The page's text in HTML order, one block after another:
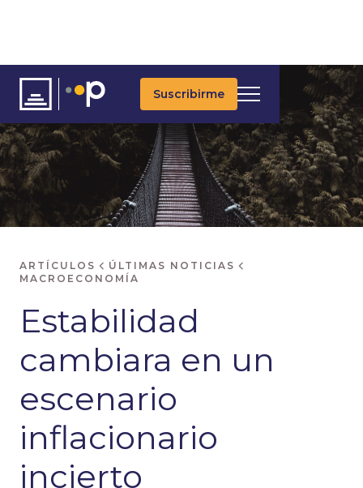
Suscribirme
ARTÍCULOS
ÚLTIMAS NOTICIAS
MACROECONOMÍA
Estabilidad
cambiara en un
escenario
inflacionario
incierto